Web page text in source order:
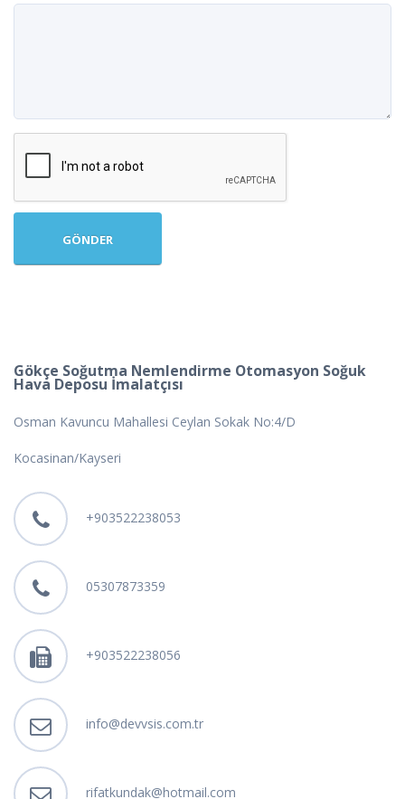
Gökçe Soğutma Nemlendirme Otomasyon Soğuk
Hava Deposu İmalatçısı
Osman Kavuncu Mahallesi Ceylan Sokak No:4/D
Kocasinan/Kayseri
+903522238053
05307873359
+903522238056
info@devvsis.com.tr
rifatkundak@hotmail.com